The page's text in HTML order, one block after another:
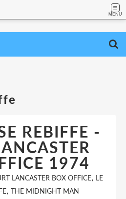
MENU
REBIFFE -
1974
LANCASTER BOX OFFICE, LE
, THE MIDNIGHT MAN